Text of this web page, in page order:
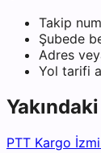
Takip
Şubede
Adres
Yol tarifi
Yakındaki
PTT Kargo